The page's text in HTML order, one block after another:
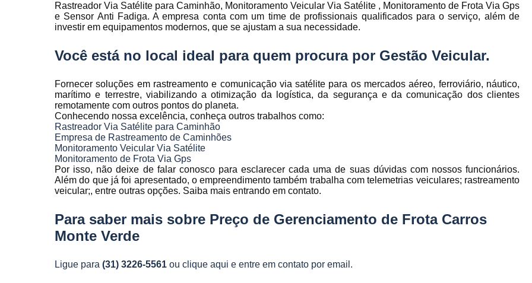
de carro
Rastreamento
de frota
Rastreamento
veicular
Sensores de
fadiga
Sistema de
veicular
rastreamentos
Sistemas para
frota
Gerenciamento de Frota de
Gerenciamento de Frota de Empresas
Gerenciamento
Gerenciamento de Frota
Gerenciamento de Frota Manutenção
Gerenciamento de Frota para
Gestão de Frota Belo Horizonte
Gestão de Frota de Veículos
Gestão de Frota de Veículos
Gestão de Veículos
Rastreador Via Satélite para Caminhão, Monitoramento Veicular Via Satélite , Monitoramento de Frota Via Gps
e Sensor Anti Fadiga. A empresa conta com um time de profissionais qualificados para o serviço, além de
investir em equipamentos modernos, que se ajustam a sua necessidade.
Você está no local ideal para quem procura por Gestão Veicular.
Fornecer soluções em rastreamento e comunicação via satélite para os mercados aéreo, ferroviário, náutico,
marítimo e terrestre, viabilizando a otimização da logística, da segurança e da comunicação dos clientes
remotamente com outros pontos do planeta.
Conhecendo nossa excelência, conheça outros trabalhos como:
Rastreador Via Satélite para Caminhão
Empresa de Rastreamento de Caminhões
Monitoramento Veicular Via Satélite
Monitoramento de Frota Via Gps
Por isso, não deixe de falar conosco para esclarecer cada uma de suas dúvidas com nossos funcionários.
Além do que já foi apresentado, o empreendimento também trabalha com telemetrias veiculares; rastreamento
veicular;, entre outras opções. Saiba mais entrando em contato.
Para saber mais sobre Preço de Gerenciamento de Frota Carros
Monte Verde
Ligue para (31) 3226-5561 ou clique aqui e entre em contato por email.